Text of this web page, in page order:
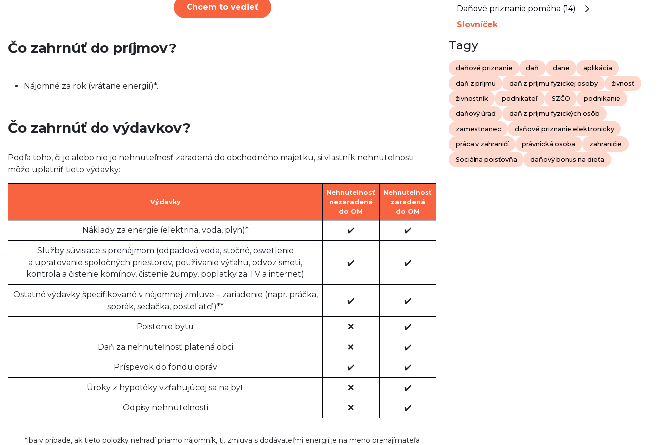
Chcem to vedieť
Čo zahrnúť do príjmov?
Nájomné za rok (vrátane energií)*.
Čo zahrnúť do výdavkov?
Podľa toho, či je alebo nie je nehnuteľnosť zaradená do obchodného majetku, si vlastník nehnuteľnosti
môže uplatniť tieto výdavky:
Výdavky
Nehnuteľnosť
nezaradená
do OM
Nehnuteľnosť
zaradená
do OM
Náklady za energie (elektrina, voda, plyn)* ✔️ ✔️
Služby súvisiace s prenájmom (odpadová voda, stočné, osvetlenie
a upratovanie spoločných priestorov, používanie výťahu, odvoz smetí,
kontrola a čistenie komínov, čistenie žumpy, poplatky za TV a internet)
✔️ ✔️
Ostatné výdavky špecifikované v nájomnej zmluve – zariadenie (napr. práčka,
sporák, sedačka, posteľ atď.)**
✔️ ✔️
Poistenie bytu ❌ ✔️
Daň za nehnuteľnosť platená obci ❌ ✔️
Príspevok do fondu opráv ✔️ ✔️
Úroky z hypotéky vzťahujúcej sa na byt ❌ ✔️
Odpisy nehnuteľnosti ❌ ✔️
*iba v prípade, ak tieto položky nehradí priamo nájomník, tj. zmluva s dodávateľmi energií je na meno prenajímateľa
Daňové priznanie pomáha (14)
Slovníček
Tagy
daňové priznanie daň dane aplikácia
daň z príjmu daň z príjmu fyzickej osoby živnosť
živnostník podnikateľ SZČO podnikanie
daňový úrad daň z príjmu fyzických osôb
zamestnanec daňové priznanie elektronicky
práca v zahraničí právnická osoba zahraničie
Sociálna poisťovňa daňový bonus na dieťa